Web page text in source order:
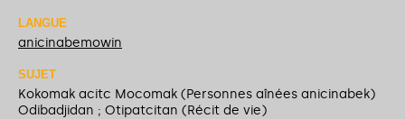
LANGUE
anicinabemowin
SUJET
Kokomak acitc Mocomak (Personnes aînées anicinabek)
Odibadjidan ; Otipatcitan (Récit de vie)